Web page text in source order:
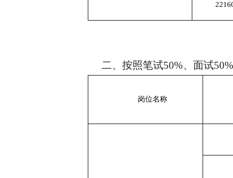
二、按照笔试50%、面试5
岗位名称